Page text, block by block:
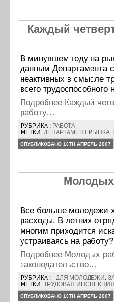
Каждый
В минувшем году на
данным Департамента
неактивных в смысле
всего трудоспособного
Подробнее Каждый
работу…
РУБРИКА : РАБОТА
МЕТКИ: ДЕПАРТАМЕНТ РЫНКА
ОПУБЛИКОВАНО 16TH АПРЕЛЬ 2007
Молодых
Все больше молодежи
расходы. В летних
многим приходится
устраиваясь на работу?
Подробнее Молодых
законодательство…
РУБРИКА : - ДЛЯ МОЛОДЕЖИ ,
МЕТКИ: ТРУДОВАЯ ИНСПЕКЦИЯ
ОПУБЛИКОВАНО 10TH АПРЕЛЬ 2007